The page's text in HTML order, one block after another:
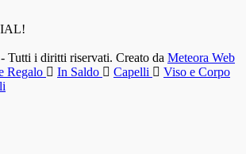
Tutti i diritti riservati. Creato da Meteora Web
Regalo In Saldo Capelli
Viso e Corpo